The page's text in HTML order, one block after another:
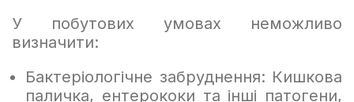
У побутових умовах неможливо
визначити:
Бактеріологічне забруднення: Кишкова
паличка, ентерококи та інші патогени,